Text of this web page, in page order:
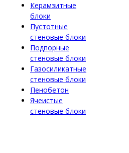
Керамзитные
блоки
Пустотные
стеновые блоки
Подпорные
стеновые блоки
Газосиликатные
стеновые блоки
Пенобетон
Ячеистые
стеновые блоки